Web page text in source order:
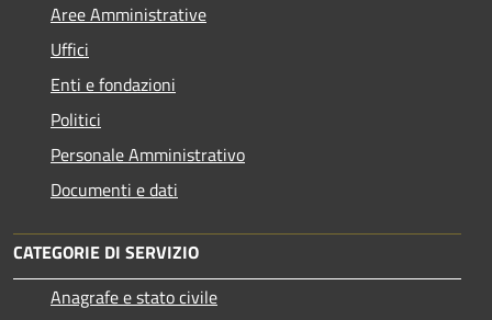
Aree Amministrative
Uffici
Enti e fondazioni
Politici
Personale Amministrativo
Documenti e dati
CATEGORIE DI SERVIZIO
Anagrafe e stato civile